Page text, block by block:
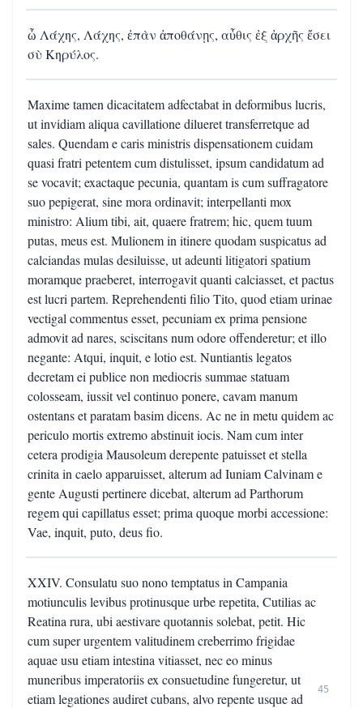
ὦ Λάχης, Λάχης, ἐπὰν ἀποθάνῃς, αὖθις ἐξ ἀρχῆς ἔσει
σὺ Κηρύλος.
Maxime tamen dicacitatem adfectabat in deformibus lucris,
ut invidiam aliqua cavillatione dilueret transferretque ad
sales. Quendam e caris ministris dispensationem cuidam
quasi fratri petentem cum distulisset, ipsum candidatum ad
se vocavit; exactaque pecunia, quantam is cum suffragatore
suo pepigerat, sine mora ordinavit; interpellanti mox
ministro: Alium tibi, ait, quaere fratrem; hic, quem tuum
putas, meus est. Mulionem in itinere quodam suspicatus ad
calciandas mulas desiluisse, ut adeunti litigatori spatium
moramque praeberet, interrogavit quanti calciasset, et pactus
est lucri partem. Reprehendenti filio Tito, quod etiam urinae
vectigal commentus esset, pecuniam ex prima pensione
admovit ad nares, sciscitans num odore offenderetur; et illo
negante: Atqui, inquit, e lotio est. Nuntiantis legatos
decretam ei publice non mediocris summae statuam
colosseam, iussit vel continuo ponere, cavam manum
ostentans et paratam basim dicens. Ac ne in metu quidem ac
periculo mortis extremo abstinuit iocis. Nam cum inter
cetera prodigia Mausoleum derepente patuisset et stella
crinita in caelo apparuisset, alterum ad Iuniam Calvinam e
gente Augusti pertinere dicebat, alterum ad Parthorum
regem qui capillatus esset; prima quoque morbi accessione:
Vae, inquit, puto, deus fio.
XXIV. Consulatu suo nono temptatus in Campania
motiunculis levibus protinusque urbe repetita, Cutilias ac
Reatina rura, ubi aestivare quotannis solebat, petit. Hic
cum super urgentem valitudinem creberrimo frigidae
aquae usu etiam intestina vitiasset, nec eo minus
muneribus imperatoriis ex consuetudine fungeretur, ut
etiam legationes audiret cubans, alvo repente usque ad
45